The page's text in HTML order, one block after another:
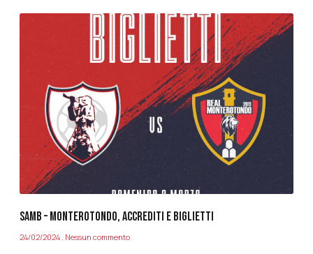
SAMB – MONTEROTONDO, ACCREDITI E BIGLIETTI
24/02/2024 Nessun commento